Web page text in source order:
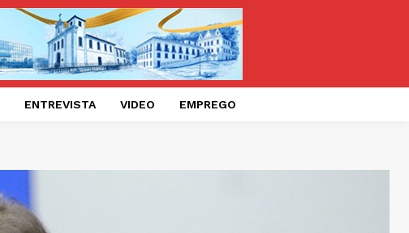
ENTREVISTA VIDEO EMPREGO